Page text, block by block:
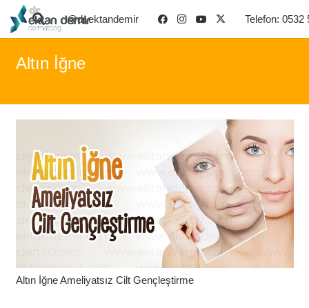
@dr.ektandemir Telefon: 0532
Altın İğne
Altın İğne Ameliyatsız Cilt Gençleştirme